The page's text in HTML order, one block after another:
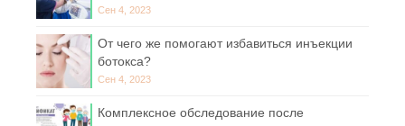
Сен 4, 2023
От чего же помогают избавиться инъекции
ботокса?
Сен 4, 2023
Комплексное обследование после